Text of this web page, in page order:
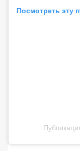
Посмотреть эту